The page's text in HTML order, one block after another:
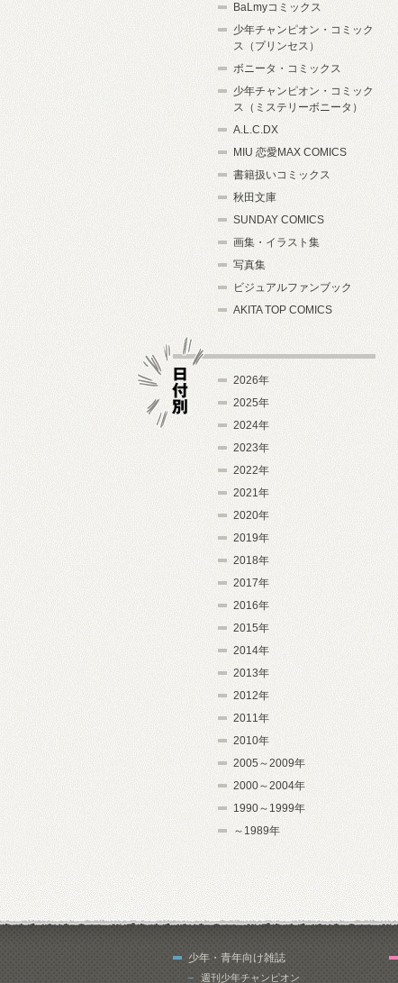
BaLmyコミックス
少年チャンピオン・コミック
ス（プリンセス）
ボニータ・コミックス
少年チャンピオン・コミック
ス（ミステリーボニータ）
A.L.C.DX
MIU 恋愛MAX COMICS
書籍扱いコミックス
秋田文庫
SUNDAY COMICS
画集・イラスト集
写真集
ビジュアルファンブック
AKITA TOP COMICS
2026年
2025年
2024年
2023年
2022年
2021年
2020年
2019年
2018年
2017年
2016年
2015年
2014年
2013年
2012年
2011年
2010年
2005～2009年
2000～2004年
1990～1999年
～1989年
少年・青年向け雑誌
週刊少年チャンピオン